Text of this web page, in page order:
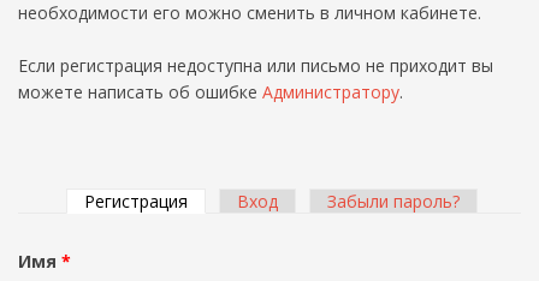
необходимости его можно сменить в личном кабинете.
Если регистрация недоступна или письмо не приходит вы
можете написать об ошибке Администратору.
Регистрация (активная вкладка)
Вход Забыли пароль?
Имя *